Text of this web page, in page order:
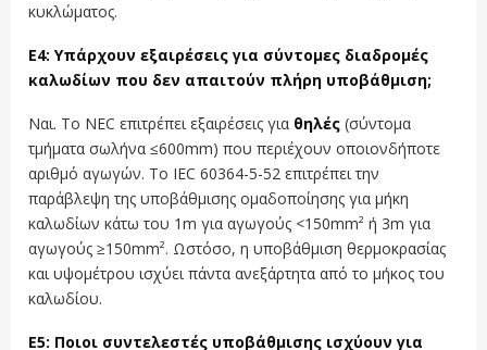
κυκλώματος.
Ε4: Υπάρχουν εξαιρέσεις για σύντομες διαδρομές
καλωδίων που δεν απαιτούν πλήρη υποβάθμιση;
Ναι. Το NEC επιτρέπει εξαιρέσεις για θηλές (σύντομα
τμήματα σωλήνα ≤600mm) που περιέχουν οποιονδήποτε
αριθμό αγωγών. Το IEC 60364-5-52 επιτρέπει την
παράβλεψη της υποβάθμισης ομαδοποίησης για μήκη
καλωδίων κάτω του 1m για αγωγούς <150mm² ή 3m για
αγωγούς ≥150mm². Ωστόσο, η υποβάθμιση θερμοκρασίας
και υψομέτρου ισχύει πάντα ανεξάρτητα από το μήκος του
καλωδίου.
Ε5: Ποιοι συντελεστές υποβάθμισης ισχύουν για